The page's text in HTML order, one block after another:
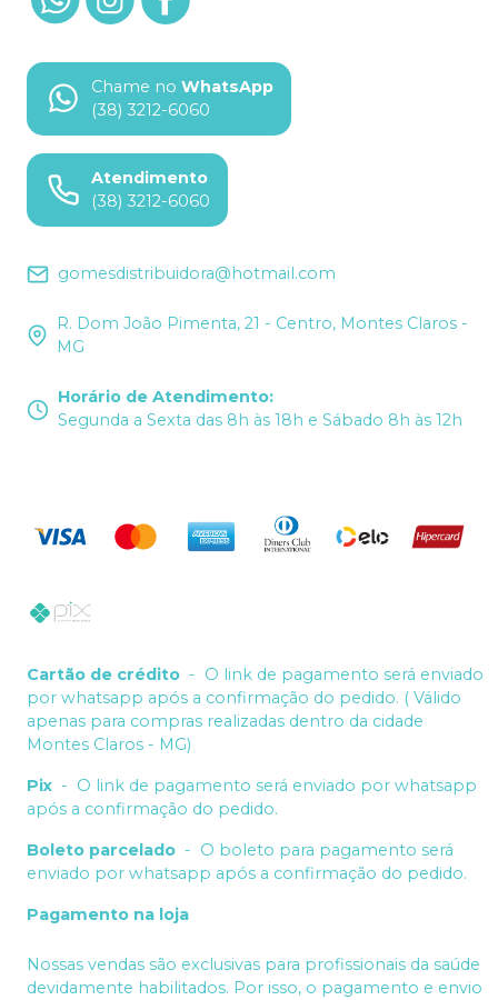
Chame no WhatsApp
(38) 3212-6060
Atendimento
(38) 3212-6060
gomesdistribuidora@hotmail.com
R. Dom João Pimenta, 21 - Centro, Montes Claros -
MG
Horário de Atendimento:
Segunda a Sexta das 8h às 18h e Sábado 8h às 12h
Cartão de crédito - O link de pagamento será enviado
por whatsapp após a confirmação do pedido. ( Válido
apenas para compras realizadas dentro da cidade
Montes Claros - MG)
Pix - O link de pagamento será enviado por whatsapp
após a confirmação do pedido.
Boleto parcelado - O boleto para pagamento será
enviado por whatsapp após a confirmação do pedido.
Pagamento na loja
Nossas vendas são exclusivas para profissionais da saúde
devidamente habilitados. Por isso, o pagamento e envio